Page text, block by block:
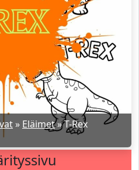
» Eläimet»T-Rex